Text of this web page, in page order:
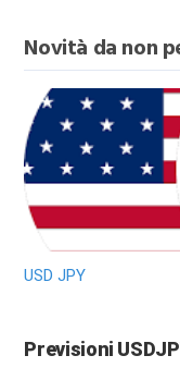
Novità da non
USD JPY
Previsioni